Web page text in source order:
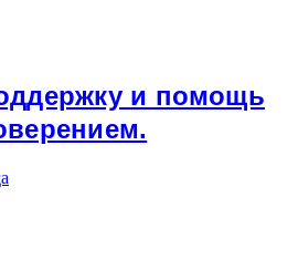
и помощь